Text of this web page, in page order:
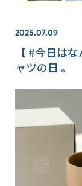
2025.07.09
【 #今日は
ャツの日 。